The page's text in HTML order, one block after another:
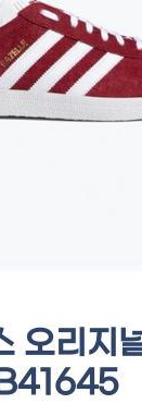
오리지